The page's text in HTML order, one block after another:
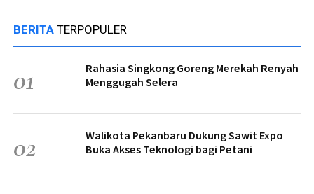
BERITA TERPOPULER
01
Rahasia Singkong Goreng Merekah Renyah
Menggugah Selera
02
Walikota Pekanbaru Dukung Sawit Expo
Buka Akses Teknologi bagi Petani